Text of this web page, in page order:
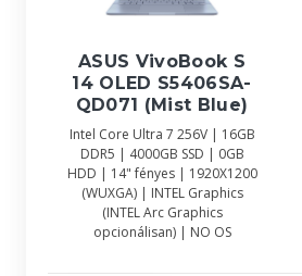
ASUS VivoBook S
14 OLED S5406SA-
QD071 (Mist Blue)
Intel Core Ultra 7 256V | 16GB
DDR5 | 4000GB SSD | 0GB
HDD | 14" fényes | 1920X1200
(WUXGA) | INTEL Graphics
(INTEL Arc Graphics
opcionálisan) | NO OS